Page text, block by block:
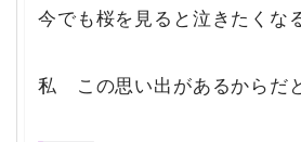
今でも桜を見ると泣きたくな
私 この思い出があるからだ